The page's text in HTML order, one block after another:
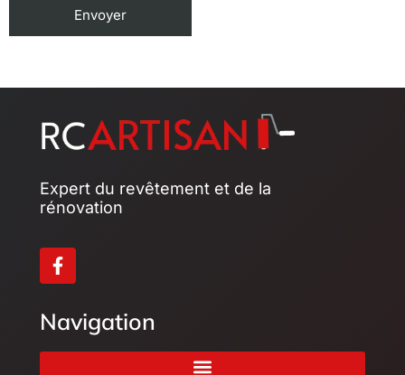
Expert du revêtement et de la
rénovation
Navigation